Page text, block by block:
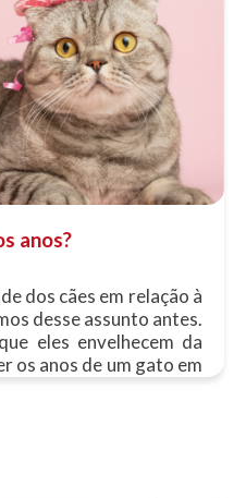
anos?
dos cães em relação à
desse assunto antes.
eles envelhecem da
os anos de um gato em